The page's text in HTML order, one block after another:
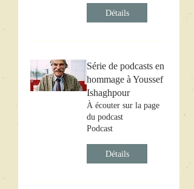
Détails
Série de podcasts en
hommage à Youssef
Ishaghpour
À écouter sur la page
du podcast
Podcast
Détails